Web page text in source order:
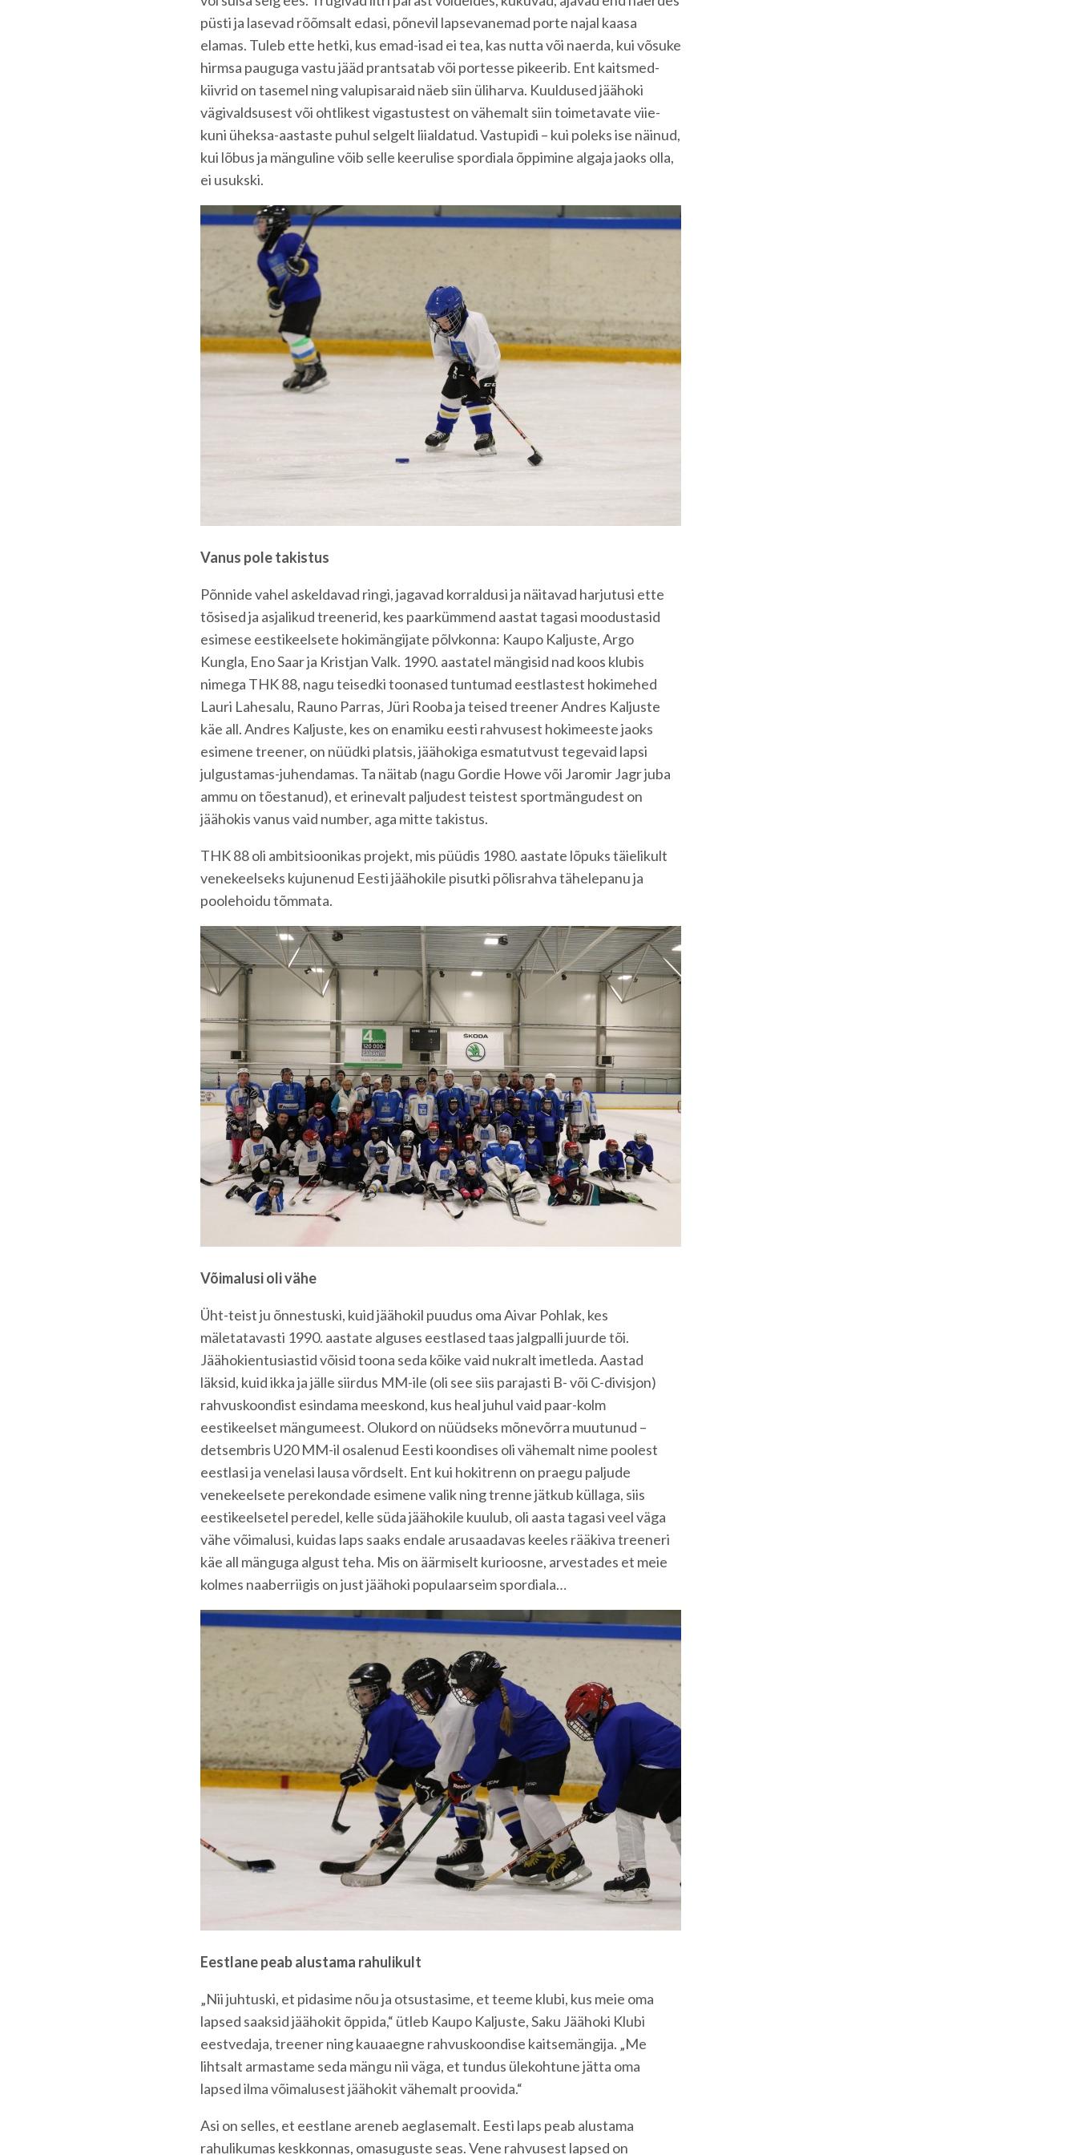
püsti ja lasevad rõõmsalt edasi, põnevil lapsevanemad porte najal kaasa
elamas. Tuleb ette hetki, kus emad-isad ei tea, kas nutta või naerda, kui võsuke
hirmsa pauguga vastu jääd prantsatab või portesse pikeerib. Ent kaitsmed-
kiivrid on tasemel ning valupisaraid näeb siin üliharva. Kuuldused jäähoki
vägivaldsusest või ohtlikest vigastustest on vähemalt siin toimetavate viie-
kuni üheksa-aastaste puhul selgelt liialdatud. Vastupidi – kui poleks ise näinud,
kui lõbus ja mänguline võib selle keerulise spordiala õppimine algaja jaoks olla,
ei usukski.
Vanus pole takistus
Põnnide vahel askeldavad ringi, jagavad korraldusi ja näitavad harjutusi ette
tõsised ja asjalikud treenerid, kes paarkümmend aastat tagasi moodustasid
esimese eestikeelsete hokimängijate põlvkonna: Kaupo Kaljuste, Argo
Kungla, Eno Saar ja Kristjan Valk. 1990. aastatel mängisid nad koos klubis
nimega THK 88, nagu teisedki toonased tuntumad eestlastest hokimehed
Lauri Lahesalu, Rauno Parras, Jüri Rooba ja teised treener Andres Kaljuste
käe all. Andres Kaljuste, kes on enamiku eesti rahvusest hokimeeste jaoks
esimene treener, on nüüdki platsis, jäähokiga esmatutvust tegevaid lapsi
julgustamas-juhendamas. Ta näitab (nagu Gordie Howe või Jaromir Jagr juba
ammu on tõestanud), et erinevalt paljudest teistest sportmängudest on
jäähokis vanus vaid number, aga mitte takistus.
THK 88 oli ambitsioonikas projekt, mis püüdis 1980. aastate lõpuks täielikult
venekeelseks kujunenud Eesti jäähokile pisutki põlisrahva tähelepanu ja
poolehoidu tõmmata.
Võimalusi oli vähe
Üht-teist ju õnnestuski, kuid jäähokil puudus oma Aivar Pohlak, kes
mäletatavasti 1990. aastate alguses eestlased taas jalgpalli juurde tõi.
Jäähokientusiastid võisid toona seda kõike vaid nukralt imetleda. Aastad
läksid, kuid ikka ja jälle siirdus MM-ile (oli see siis parajasti B- või C-divisjon)
rahvuskoondist esindama meeskond, kus heal juhul vaid paar-kolm
eestikeelset mängumeest. Olukord on nüüdseks mõnevõrra muutunud –
detsembris U20 MM-il osalenud Eesti koondises oli vähemalt nime poolest
eestlasi ja venelasi lausa võrdselt. Ent kui hokitrenn on praegu paljude
venekeelsete perekondade esimene valik ning trenne jätkub küllaga, siis
eestikeelsetel peredel, kelle süda jäähokile kuulub, oli aasta tagasi veel väga
vähe võimalusi, kuidas laps saaks endale arusaadavas keeles rääkiva treeneri
käe all mänguga algust teha. Mis on äärmiselt kurioosne, arvestades et meie
kolmes naaberriigis on just jäähoki populaarseim spordiala…
Eestlane peab alustama rahulikult
„Nii juhtuski, et pidasime nõu ja otsustasime, et teeme klubi, kus meie oma
lapsed saaksid jäähokit õppida,“ ütleb Kaupo Kaljuste, Saku Jäähoki Klubi
eestvedaja, treener ning kauaaegne rahvuskoondise kaitsemängija. „Me
lihtsalt armastame seda mängu nii väga, et tundus ülekohtune jätta oma
lapsed ilma võimalusest jäähokit vähemalt proovida.“
Asi on selles, et eestlane areneb aeglasemalt. Eesti laps peab alustama
rahulikumas keskkonnas, omasuguste seas. Vene rahvusest lapsed on